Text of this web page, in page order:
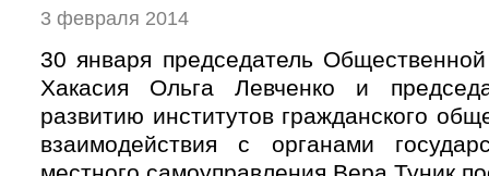
3 февраля 2014
30 января председатель
Хакасия Ольга Левченко и
развитию институтов гражданского
взаимодействия с органами